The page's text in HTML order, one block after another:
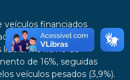
veículos financiados
no acumulado de
lideram o ritmo de
de 16%, seguidas
veículos pesados (3,9%).